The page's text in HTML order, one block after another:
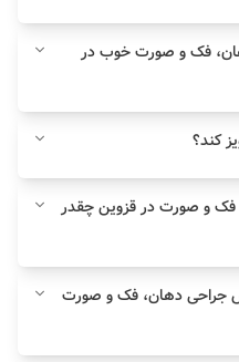
فک و صورت خوب در
کند؟
و صورت در قزوین چقدر
دهان، فک و صورت